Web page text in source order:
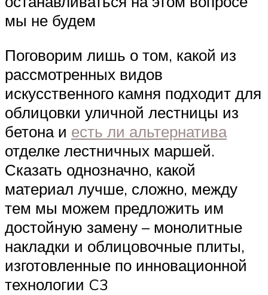
мы не будем
Поговорим лишь о том, какой из
рассмотренных видов
искусственного камня подходит для
облицовки уличной лестницы из
бетона и есть ли альтернатива
отделке лестничных маршей.
Сказать однозначно, какой
материал лучше, сложно, между
тем мы можем предложить им
достойную замену – монолитные
накладки и облицовочные плиты,
изготовленные по инновационной
технологии C3